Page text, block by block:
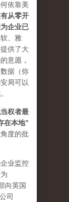
依靠美
从零开
企业已
、雅
供了大
意愿，
据（你
局可以
权者最
在本地”
度的批
业监控
向英国
司